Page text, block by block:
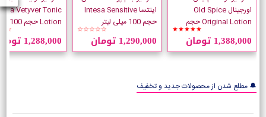
اورجینال Old Spice
Original Lotion حجم
★★★★★
1,388,000 تومان
اینتسا Intesa Sensitive
حجم 100 میلی لیتر
☆☆☆☆☆
1,290,000 تومان
Vetyver Tonic
Lotion حجم 100 میلی لیتر
1,288,000 تومان
🔔 مطلع شدن از محصولات جدید و تخفیف